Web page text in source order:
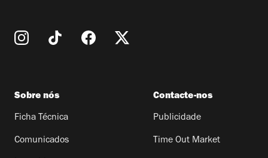
Sobre nós
Ficha Técnica
Comunicados
Contacte-nos
Publicidade
Time Out Market